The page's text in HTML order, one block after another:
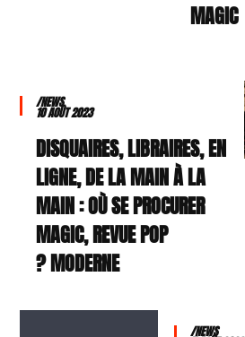
MAGIC
/NEWS
10 AOÛT 2023
DISQUAIRES, LIBRAIRES, EN
LIGNE, DE LA MAIN À LA
MAIN : OÙ SE PROCURER
MAGIC, REVUE POP
MODERNE ?
/NEWS